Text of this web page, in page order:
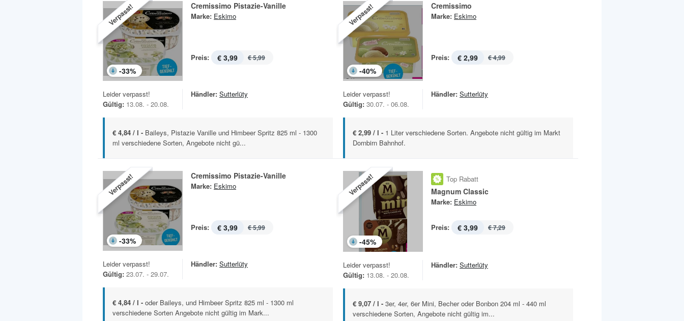
Verpasst!
-33%
Cremissimo Pistazie-Vanille
Marke: Eskimo
Preis: € 3,99 € 5,99
Leider verpasst!
Gültig: 13.08. - 20.08.
Händler: Sutterlüty
€ 4,84 / l - Baileys, Pistazie Vanille und Himbeer Spritz 825 ml - 1300
ml verschiedene Sorten, Angebote nicht gü...
Verpasst!
-40%
Cremissimo
Marke: Eskimo
Preis: € 2,99 € 4,99
Leider verpasst!
Gültig: 30.07. - 06.08.
Händler: Sutterlüty
€ 2,99 / l - 1 Liter verschiedene Sorten. Angebote nicht gültig im Markt
Dornbirn Bahnhof.
Verpasst!
-33%
Cremissimo Pistazie-Vanille
Marke: Eskimo
Preis: € 3,99 € 5,99
Leider verpasst!
Gültig: 23.07. - 29.07.
Händler: Sutterlüty
€ 4,84 / l - oder Baileys, und Himbeer Spritz 825 ml - 1300 ml
verschiedene Sorten Angebote nicht gültig im Mark...
Verpasst!
-45%
Top Rabatt
Magnum Classic
Marke: Eskimo
Preis: € 3,99 € 7,29
Leider verpasst!
Gültig: 13.08. - 20.08.
Händler: Sutterlüty
€ 9,07 / l - 3er, 4er, 6er Mini, Becher oder Bonbon 204 ml - 440 ml
verschiedene Sorten, Angebote nicht gültig im...